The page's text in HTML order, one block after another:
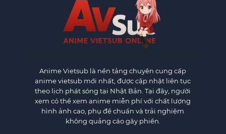
Anime Vietsub là nền tảng chuyên cung cấp
anime vietsub mới nhất, được cập nhật liên tục
theo lịch phát sóng tại Nhật Bản. Tại đây, người
xem có thể xem anime miễn phí với chất lượng
hình ảnh cao, phụ đề chuẩn và trải nghiệm
không quảng cáo gây phiền.